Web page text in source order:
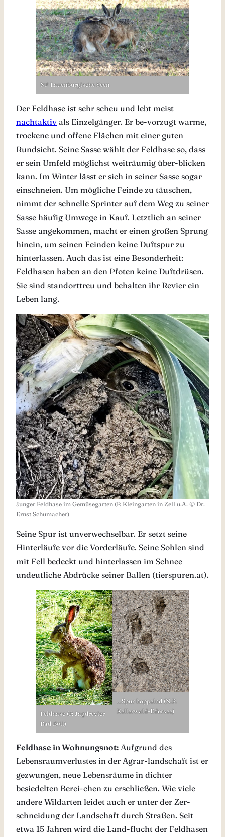
NP Lauenburgische Seen
Der Feldhase ist sehr scheu und lebt meist
nachtaktiv als Einzelgänger. Er be-vorzugt warme,
trockene und offene Flächen mit einer guten
Rundsicht. Seine Sasse wählt der Feldhase so, dass
er sein Umfeld möglichst weiträumig über-blicken
kann. Im Winter lässt er sich in seiner Sasse sogar
einschneien. Um mögliche Feinde zu täuschen,
nimmt der schnelle Sprinter auf dem Weg zu seiner
Sasse häufig Umwege in Kauf. Letztlich an seiner
Sasse angekommen, macht er einen großen Sprung
hinein, um seinen Feinden keine Duftspur zu
hinterlassen. Auch das ist eine Besonderheit:
Feldhasen haben an den Pfoten keine Duftdrüsen.
Sie sind standorttreu und behalten ihr Revier ein
Leben lang.
Junger Feldhase im Gemüsegarten (F: Kleingarten in Zell u.A. © Dr.
Ernst Schumacher)
Seine Spur ist unverwechselbar. Er setzt seine
Hinterläufe vor die Vorderläufe. Seine Sohlen sind
mit Fell bedeckt und hinterlassen im Schnee
undeutliche Abdrücke seiner Ballen (tierspuren.at).
Feldhase (F: Jagdrevier
Bad Boll)
…Spur hoppelnd (N.P.
Kellerwald-Edersee)
Feldhase in Wohnungsnot: Aufgrund des
Lebensraumverlustes in der Agrar-landschaft ist er
gezwungen, neue Lebensräume in dichter
besiedelten Berei-chen zu erschließen. Wie viele
andere Wildarten leidet auch er unter der Zer-
schneidung der Landschaft durch Straßen. Seit
etwa 15 Jahren wird die Land-flucht der Feldhasen